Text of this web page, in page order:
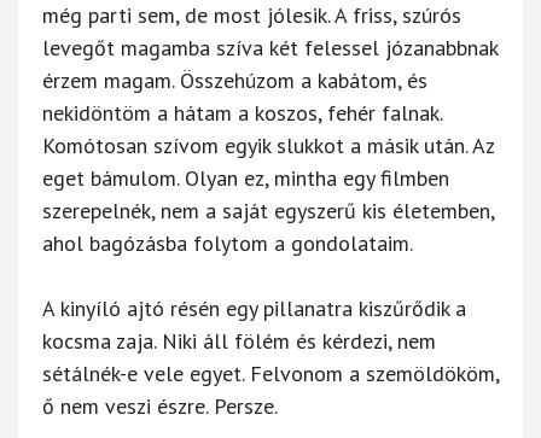
még parti sem, de most jólesik. A friss, szúrós
levegőt magamba szíva két felessel józanabbnak
érzem magam. Összehúzom a kabátom, és
nekidöntöm a hátam a koszos, fehér falnak.
Komótosan szívom egyik slukkot a másik után. Az
eget bámulom. Olyan ez, mintha egy filmben
szerepelnék, nem a saját egyszerű kis életemben,
ahol bagózásba folytom a gondolataim.
A kinyíló ajtó résén egy pillanatra kiszűrődik a
kocsma zaja. Niki áll fölém és kérdezi, nem
sétálnék-e vele egyet. Felvonom a szemöldököm,
ő nem veszi észre. Persze.